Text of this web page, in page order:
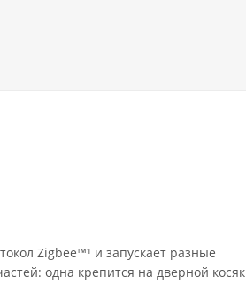
Zigbee™¹ и запускает разные
одна крепится на дверной косяк